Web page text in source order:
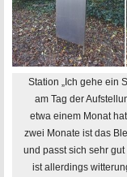
Station „Ich gehe ein
am Tag der
etwa einem Monat
zwei Monate ist das
und passt sich sehr
ist allerdings